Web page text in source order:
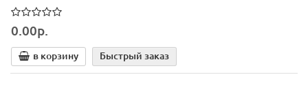
0.00р.
в корзину Быстрый заказ